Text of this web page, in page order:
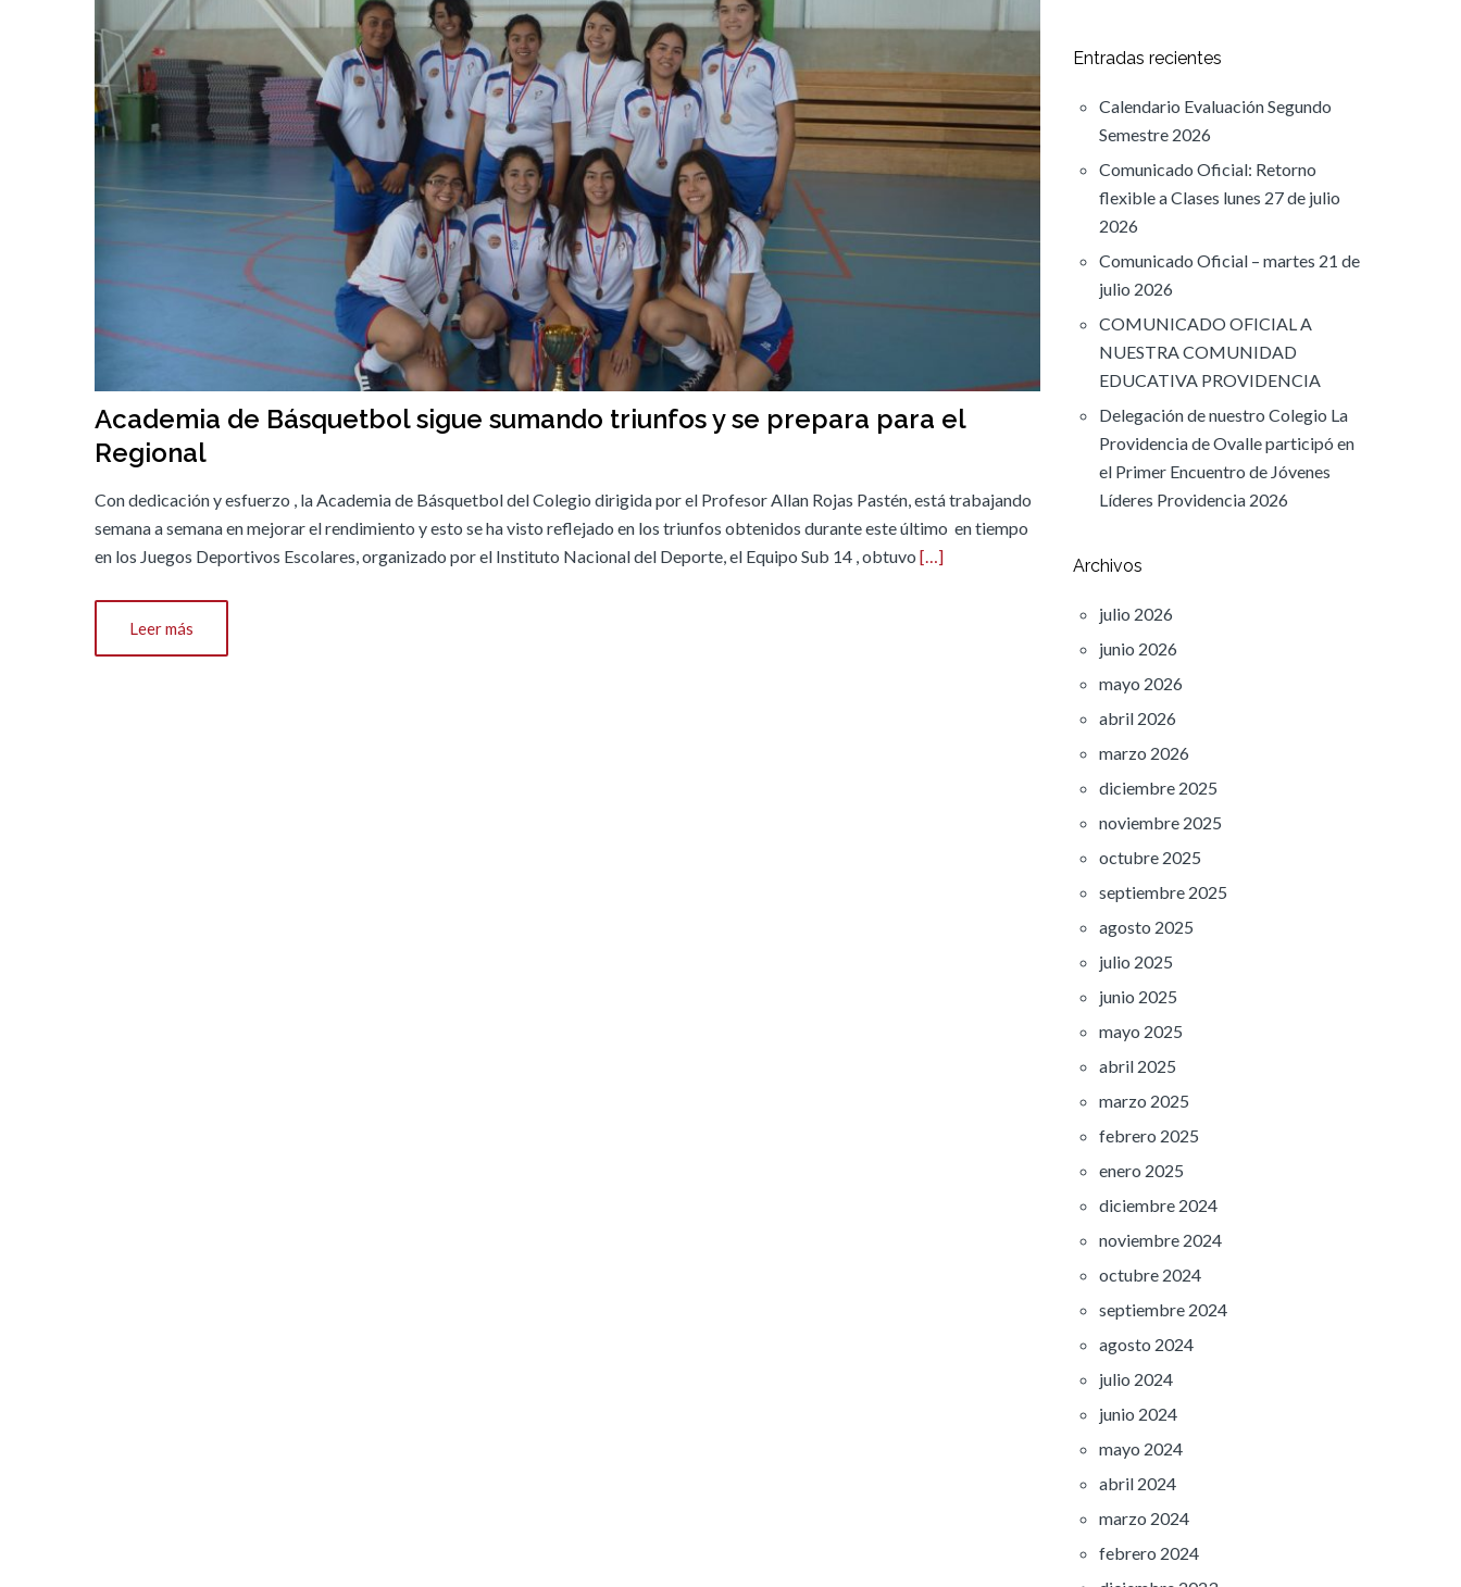
Academia de Básquetbol sigue sumando triunfos y se prepara para el
Regional
Con dedicación y esfuerzo , la Academia de Básquetbol del Colegio dirigida por el Profesor Allan Rojas Pastén, está trabajando
semana a semana en mejorar el rendimiento y esto se ha visto reflejado en los triunfos obtenidos durante este último en tiempo
en los Juegos Deportivos Escolares, organizado por el Instituto Nacional del Deporte, el Equipo Sub 14 , obtuvo […]
Leer más
Entradas recientes
Calendario Evaluación Segundo
Semestre 2026
Comunicado Oficial: Retorno
flexible a Clases lunes 27 de julio
2026
Comunicado Oficial – martes 21 de
julio 2026
COMUNICADO OFICIAL A
NUESTRA COMUNIDAD
EDUCATIVA PROVIDENCIA
Delegación de nuestro Colegio La
Providencia de Ovalle participó en
el Primer Encuentro de Jóvenes
Líderes Providencia 2026
Archivos
julio 2026
junio 2026
mayo 2026
abril 2026
marzo 2026
diciembre 2025
noviembre 2025
octubre 2025
septiembre 2025
agosto 2025
julio 2025
junio 2025
mayo 2025
abril 2025
marzo 2025
febrero 2025
enero 2025
diciembre 2024
noviembre 2024
octubre 2024
septiembre 2024
agosto 2024
julio 2024
junio 2024
mayo 2024
abril 2024
marzo 2024
febrero 2024